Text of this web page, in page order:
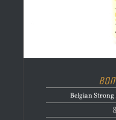
Belgian Strong